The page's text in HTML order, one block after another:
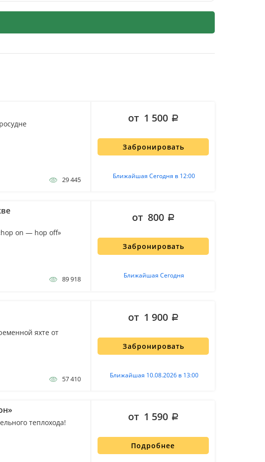
29 445
Забронировать
Ближайшая Сегодня в 12:00
от 1 500
on — hop off»
89 918
Забронировать
Ближайшая Сегодня
от 800
яхте от
57 410
Забронировать
Ближайшая 10.08.2026 в 13:00
от 1 900
теплохода!
Подробнее
от 1 590